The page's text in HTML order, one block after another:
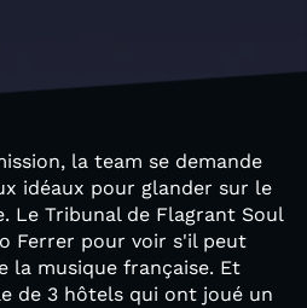
la team se demande
idéaux pour glander sur le
Le Tribunal de Flagrant Soul
Ferrer pour voir s'il peut
la musique française. Et
de 3 hôtels qui ont joué un